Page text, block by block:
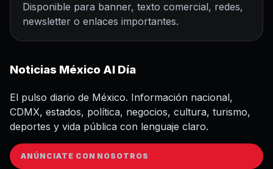
Disponible para banner, texto comercial, redes,
newsletter o enlaces importantes.
Noticias México Al Día
El pulso diario de México. Información nacional,
CDMX, estados, política, negocios, cultura, turismo,
deportes y vida pública con lenguaje claro.
ANÚNCIATE CON NOSOTROS